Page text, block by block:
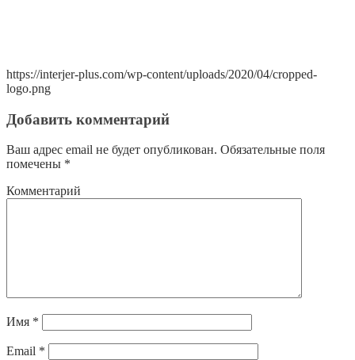
https://interjer-plus.com/wp-content/uploads/2020/04/cropped-
logo.png
Добавить комментарий
Ваш адрес email не будет опубликован. Обязательные поля
помечены *
Комментарий
Имя *
Email *